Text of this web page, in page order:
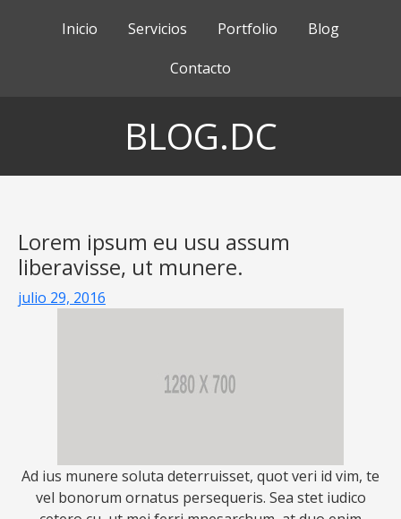
Inicio Servicios Portfolio
Blog
Contacto
BLOG.DC
Lorem ipsum eu usu assum
liberavisse, ut munere.
julio 29, 2016
Ad ius munere soluta deterruisset, quot veri id vim, te
vel bonorum ornatus persequeris. Sea stet iudico